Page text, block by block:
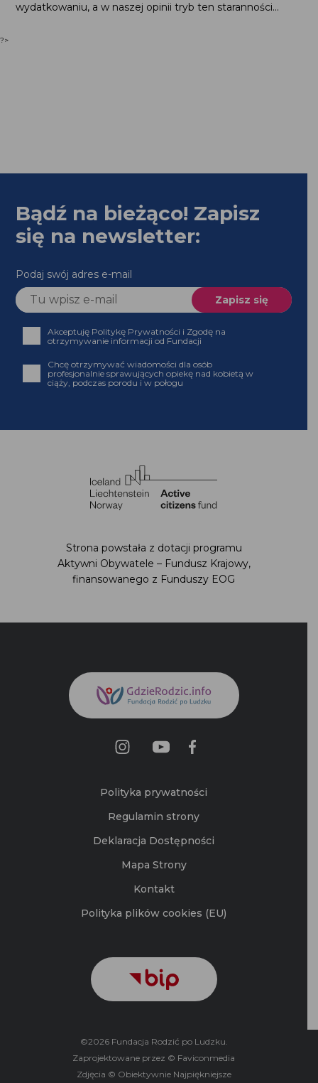
wydatkowaniu, a w naszej opinii tryb ten staranności...
?>
Bądź na bieżąco! Zapisz
się na newsletter:
Podaj swój adres e-mail
Akceptuję Politykę Prywatności i Zgodę na
otrzymywanie informacji od Fundacji
Chcę otrzymywać wiadomości dla osób profesjonalnie
sprawujących opiekę nad kobietą w ciąży, podczas
porodu i w połogu
Strona powstała z dotacji programu Aktywni
Obywatele – Fundusz Krajowy,
finansowanego z Funduszy EOG
Polityka prywatności
Regulamin strony
Deklaracja Dostępności
Mapa Strony
Kontakt
Polityka plików cookies (EU)
©2026 Fundacja Rodzić po Ludzku.
Zaprojektowane przez © Faviconmedia
Zdjęcia © Obiektywnie Najpiękniejsze